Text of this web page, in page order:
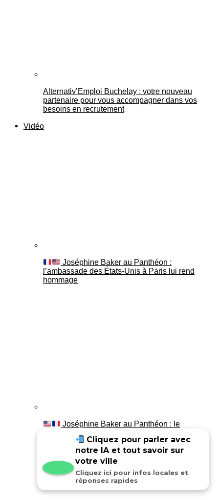
Alternativ’Emploi Buchelay : votre nouveau
partenaire pour vous accompagner dans vos
besoins en recrutement
Vidéo
Joséphine Baker au Panthéon :
l’ambassade des États-Unis à Paris lui rend
hommage
Joséphine Baker au Panthéon : le
Cliquez pour parler avec
notre IA et tout savoir sur
votre ville
Cliquez ici pour infos locales et
réponses rapides